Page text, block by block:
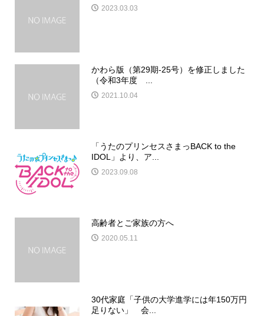
2023.03.03
かわら版（第29期-25号）を修正しました
（令和3年度 ...
2021.10.04
「うたのプリンセスさまっBACK to the
IDOL」より、ア...
2023.09.08
高齢者とご家族の方へ
2020.05.11
30代家庭「子供の大学進学には年150万円
足りない」 会...